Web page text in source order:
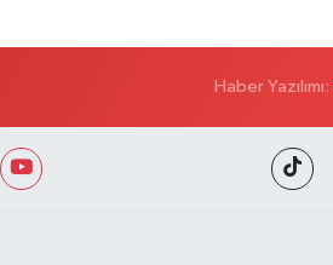
Haber Yazılımı: